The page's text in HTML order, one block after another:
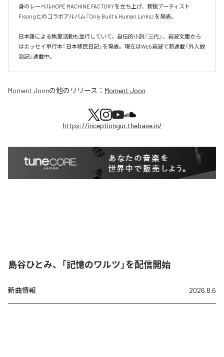
身のレーベルHOPE MACHINE FACTORYを立ち上げ、新鋭アーティスト
Fisongとのコラボアルバム『Only Built 4 Human Links』を発表。
日本語による執筆活動も並行していて、自伝的小説『三代』、岩波文庫から
はエッセイ単行本『日本移民日記』を発表。現在はWeb岩波で新連載『外人放
浪記』連載中。
Moment Joonの他のリリース： Moment Joon
https://inceptiongur.thebase.in/
島谷ひとみ、「記憶のワルツ」を配信開始
新曲情報 2026.8.6